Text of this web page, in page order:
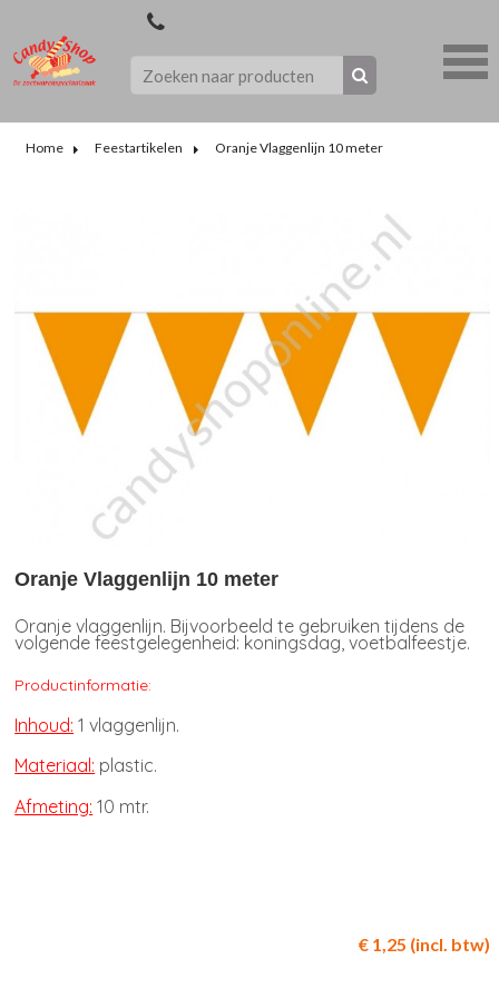
Home Feestartikelen Oranje Vlaggenlijn 10 meter
Oranje Vlaggenlijn 10 meter
Oranje vlaggenlijn. Bijvoorbeeld te gebruiken tijdens de
volgende feestgelegenheid: koningsdag, voetbalfeestje.
Productinformatie:
Inhoud: 1 vlaggenlijn.
Materiaal: plastic.
Afmeting: 10 mtr.
€ 1,25 (incl. btw)